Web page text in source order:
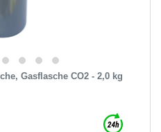
Gasflasche CO2 - 2,0 kg